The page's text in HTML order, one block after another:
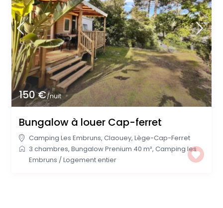
150 €/nuit
Bungalow à louer Cap-ferret
Camping Les Embruns,Claouey,Lège-Cap-Ferret
3 chambres,Bungalow Prenium 40 m²,Camping les
Embruns /Logement entier